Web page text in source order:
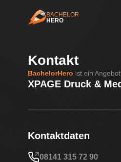
BachelorHero
BACHELOR
HERO
Kontakt
BachelorHero ist ein
XPAGE Druck &
Kontaktdaten
08141 315 72 90